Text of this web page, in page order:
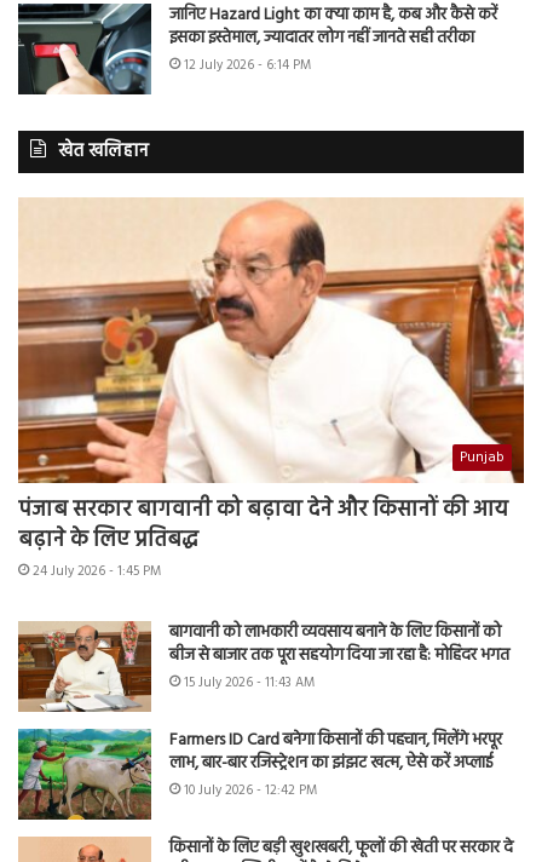
जानिए Hazard Light का क्या काम है, कब और कैसे करें
इसका इस्तेमाल, ज्यादातर लोग नहीं जानते सही तरीका
12 July 2026 - 6:14 PM
खेत खलिहान
Punjab
पंजाब सरकार बागवानी को बढ़ावा देने और किसानों की आय
बढ़ाने के लिए प्रतिबद्ध
24 July 2026 - 1:45 PM
बागवानी को लाभकारी व्यवसाय बनाने के लिए किसानों को
बीज से बाजार तक पूरा सहयोग दिया जा रहा है: मोहिंदर भगत
15 July 2026 - 11:43 AM
Farmers ID Card बनेगा किसानों की पहचान, मिलेंगे भरपूर
लाभ, बार-बार रजिस्ट्रेशन का झंझट खत्म, ऐसे करें अप्लाई
10 July 2026 - 12:42 PM
किसानों के लिए बड़ी खुशखबरी, फूलों की खेती पर सरकार दे